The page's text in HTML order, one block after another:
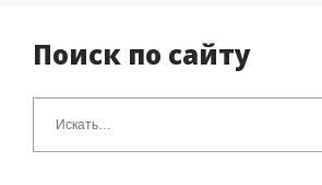
Поиск по сайту